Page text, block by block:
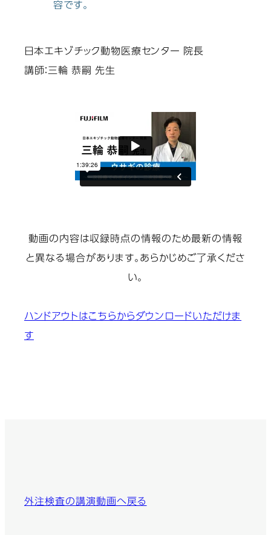
容です。
日本エキゾチック動物医療センター 院長
講師：三輪 恭嗣 先生
動画の内容は収録時点の情報のため最新の情報
と異なる場合があります。あらかじめご了承くださ
い。
ハンドアウトはこちらからダウンロードいただけま
す
外注検査の講演動画へ戻る